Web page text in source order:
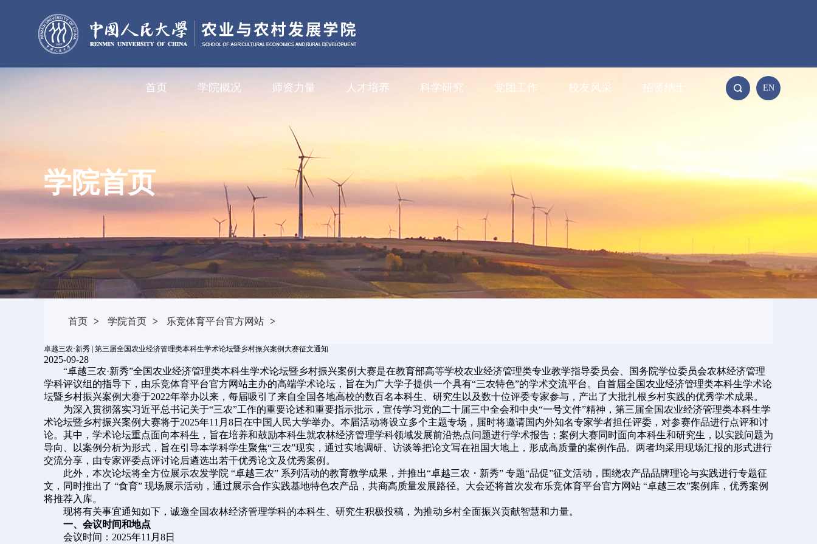
首页 学院概况 师资力量 人才培养 科学研究 党团工作 校友风采 招贤纳士 EN
学院首页
首页 > 学院首页 > 乐竞体育平台官方网站 >
卓越三农·新秀 | 第三届全国农业经济管理类本科生学术论坛暨乡村振兴案例大赛征文通知
2025-09-28
“卓越三农·新秀”全国农业经济管理类本科生学术论坛暨乡村振兴案例大赛是在教育部高等学校农业经济管理类专业教学指导委员会、国务院学位委员会农林经济管理
学科评议组的指导下，由乐竞体育平台官方网站主办的高端学术论坛，旨在为广大学子提供一个具有“三农特色”的学术交流平台。自首届全国农业经济管理类本科生学术论
坛暨乡村振兴案例大赛于2022年举办以来，每届吸引了来自全国各地高校的数百名本科生、研究生以及数十位评委专家参与，产出了大批扎根乡村实践的优秀学术成果。
为深入贯彻落实习近平总书记关于“三农”工作的重要论述和重要指示批示，宣传学习党的二十届三中全会和中央“一号文件”精神，第三届全国农业经济管理类本科生学
术论坛暨乡村振兴案例大赛将于2025年11月8日在中国人民大学举办。本届活动将设立多个主题专场，届时将邀请国内外知名专家学者担任评委，对参赛作品进行点评和讨
论。其中，学术论坛重点面向本科生，旨在培养和鼓励本科生就农林经济管理学科领域发展前沿热点问题进行学术报告；案例大赛同时面向本科生和研究生，以实践问题为
导向、以案例分析为形式，旨在引导本学科学生聚焦“三农”现实，通过实地调研、访谈等把论文写在祖国大地上，形成高质量的案例作品。两者均采用现场汇报的形式进行
交流分享，由专家评委点评讨论后遴选出若干优秀论文及优秀案例。
此外，本次论坛将全方位展示农发学院 “卓越三农” 系列活动的教育教学成果，并推出“卓越三农・新秀” 专题“品促”征文活动，围绕农产品品牌理论与实践进行专题征
文，同时推出了 “食育” 现场展示活动，通过展示合作实践基地特色农产品，共商高质量发展路径。大会还将首次发布乐竞体育平台官方网站 “卓越三农”案例库，优秀案例
将推荐入库。
现将有关事宜通知如下，诚邀全国农林经济管理学科的本科生、研究生积极投稿，为推动乡村全面振兴贡献智慧和力量。
一、会议时间和地点
会议时间：2025年11月8日